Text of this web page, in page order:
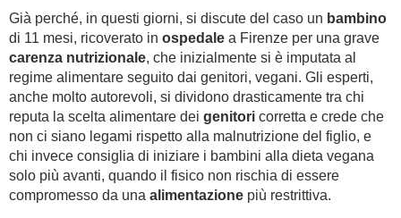
Già perché, in questi giorni, si discute del caso un bambino
di 11 mesi, ricoverato in ospedale a Firenze per una grave
carenza nutrizionale, che inizialmente si è imputata al
regime alimentare seguito dai genitori, vegani. Gli esperti,
anche molto autorevoli, si dividono drasticamente tra chi
reputa la scelta alimentare dei genitori corretta e crede che
non ci siano legami rispetto alla malnutrizione del figlio, e
chi invece consiglia di iniziare i bambini alla dieta vegana
solo più avanti, quando il fisico non rischia di essere
compromesso da una alimentazione più restrittiva.